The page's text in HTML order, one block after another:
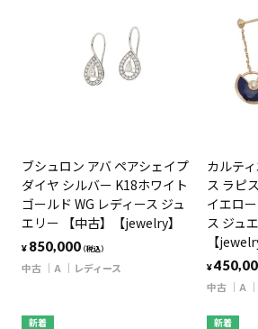
ブシュロン アバ ペアシェイプ
ダイヤ シルバー K18ホワイト
ゴールド WG レディース ジュ
エリー 【中古】【jewelry】
¥ 850,000（税込）
中古 A レディース
カルテ
ス ラピ
イエロ
ス ジュ
【
¥
中古 A
新着 新着